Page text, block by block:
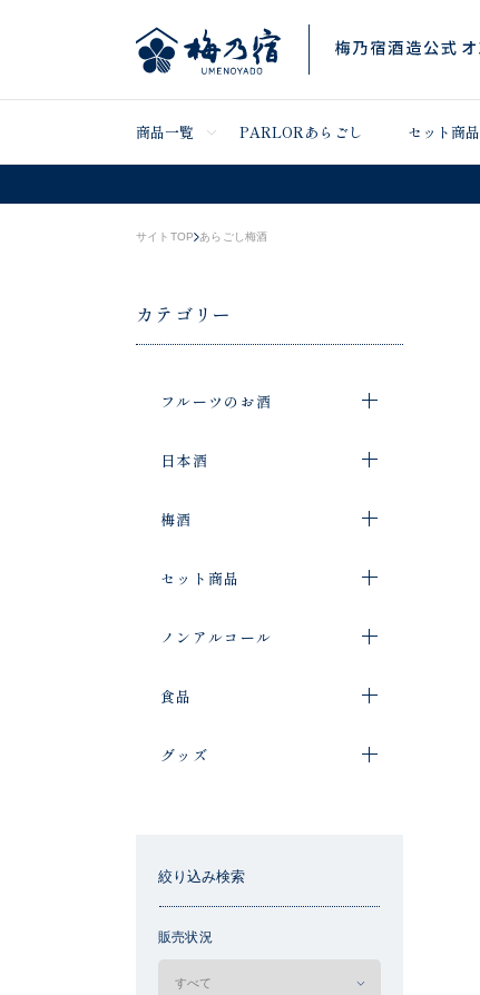
商品一覧 PARLORあらごし セット商品
サイトTOP あらごし梅酒
カテゴリー
フルーツのお酒
日本酒
梅酒
セット商品
ノンアルコール
食品
グッズ
絞り込み検索
販売状況